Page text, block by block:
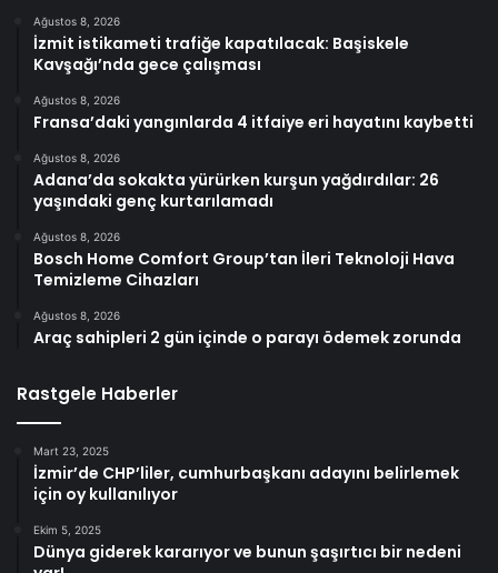
Ağustos 8, 2026
İzmit istikameti trafiğe kapatılacak: Başiskele
Kavşağı’nda gece çalışması
Ağustos 8, 2026
Fransa’daki yangınlarda 4 itfaiye eri hayatını kaybetti
Ağustos 8, 2026
Adana’da sokakta yürürken kurşun yağdırdılar: 26
yaşındaki genç kurtarılamadı
Ağustos 8, 2026
Bosch Home Comfort Group’tan İleri Teknoloji Hava
Temizleme Cihazları
Ağustos 8, 2026
Araç sahipleri 2 gün içinde o parayı ödemek zorunda
Rastgele Haberler
Mart 23, 2025
İzmir’de CHP’liler, cumhurbaşkanı adayını belirlemek
için oy kullanılıyor
Ekim 5, 2025
Dünya giderek kararıyor ve bunun şaşırtıcı bir nedeni